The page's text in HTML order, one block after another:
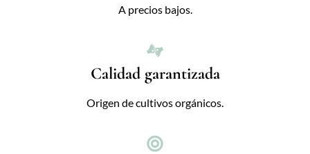
A precios bajos.
Calidad garantizada
Origen de cultivos orgánicos.